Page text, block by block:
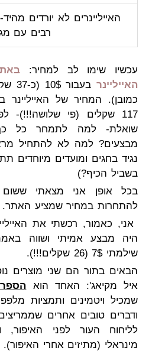
האייליינרים לא יורדים
רבים עם
עכשיו שימו לב למחיר:
האייליינר
בעבור
כמובן). המחיר של האייליינר
117 שקלים (פי שלושה!!!)-
שואלת- למה לתמחר כל כך
מבצעים? למה לא להתחיל
נגיד בחגים ומועדים מיוחדים
בשביל הכיף?)
בכל אופן אני מצאתי
להתחרות במחיר שמציע האתר.
אני, כאמור, רכשתי את
שילמתי 7$ (26 שקלים!!!).
הבאים בתור הם שני מוצרים
איל מקיאג': האחד הוא
שמכיל ויטמינים ותמציות
ודברים טובים אחרים
לליחוח העור לפני האיפור,
מינראלי (מתיזים אחרי האיפור).